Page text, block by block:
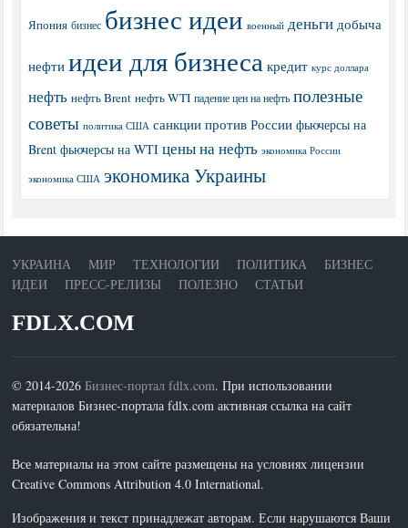
Япония бизнес бизнес идеи военный деньги добыча
нефти идеи для бизнеса кредит курс доллара
нефть нефть Brent нефть WTI падение цен на нефть полезные
советы политика США санкции против России фьючерсы на
Brent фьючерсы на WTI цены на нефть экономика России
экономика США экономика Украины
УКРАИНА МИР ТЕХНОЛОГИИ ПОЛИТИКА
БИЗНЕС
ИДЕИ
ПРЕСС-РЕЛИЗЫ ПОЛЕЗНО СТАТЬИ
FDLX.COM
© 2014-2026 Бизнес-портал fdlx.com. При использовании
материалов Бизнес-портала fdlx.com активная ссылка на сайт
обязательна!
Все материалы на этом сайте размещены на условиях лицензии
Creative Commons Attribution 4.0 International.
Изображения и текст принадлежат авторам. Если нарушаются Ваши